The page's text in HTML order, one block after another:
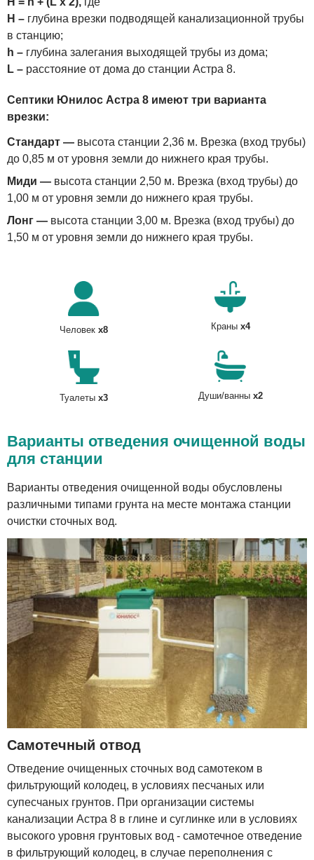
H – глубина врезки подводящей канализационной трубы
в станцию;
h – глубина залегания выходящей трубы из дома;
L – расстояние от дома до станции Астра 8.
Септики Юнилос Астра 8 имеют три варианта
врезки:
Стандарт — высота станции 2,36 м. Врезка (вход трубы)
до 0,85 м от уровня земли до нижнего края трубы.
Миди — высота станции 2,50 м. Врезка (вход трубы) до
1,00 м от уровня земли до нижнего края трубы.
Лонг — высота станции 3,00 м. Врезка (вход трубы) до
1,50 м от уровня земли до нижнего края трубы.
Человек x8 Краны x4
Туалеты x3 Души/ванны x2
Варианты отведения очищенной воды
для станции
Варианты отведения очищенной воды обусловлены
различными типами грунта на месте монтажа станции
очистки сточных вод.
Самотечный отвод
Отведение очищенных сточных вод самотеком в
фильтрующий колодец, в условиях песчаных или
супесчаных грунтов. При организации системы
канализации Астра 8 в глине и суглинке или в условиях
высокого уровня грунтовых вод - самотечное отведение
в фильтрующий колодец, в случае переполнения с